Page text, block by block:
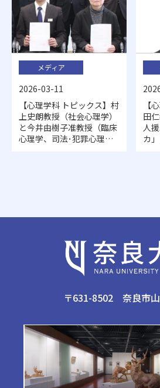
メディア
2026-03-11
【心理学科 トピックス】村
上史朗教授（社会心理学）
と今井由樹子准教授（臨床
心理学、司法･犯罪心理
【
田
人
カ
〒631-8502 奈良市